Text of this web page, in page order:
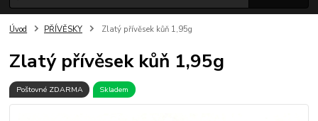
Úvod PŘÍVĚSKY Zlatý přívěsek kůň 1,95g
Zlatý přívěsek kůň 1,95g
Poštovné ZDARMA Skladem